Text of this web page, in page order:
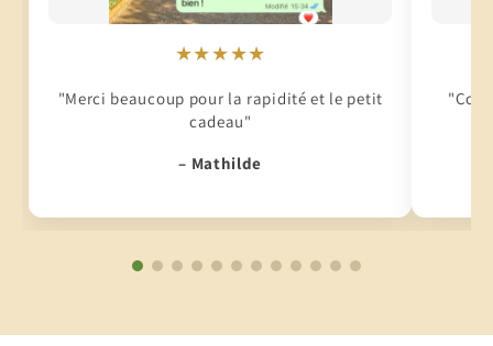
★★★★★
"Merci beaucoup pour la rapidité et le petit
cadeau"
– Mathilde